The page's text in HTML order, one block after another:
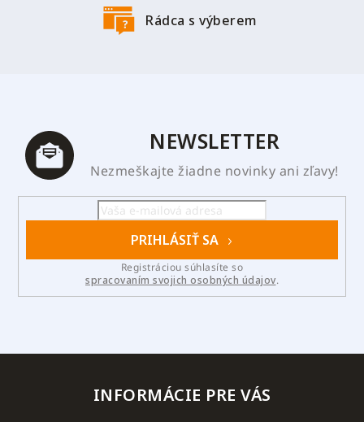
Rádca s výberem
NEWSLETTER
Nezmeškajte žiadne novinky ani zľavy!
PRIHLÁSIŤ SA
spracovaním svojich osobných údajov.
INFORMÁCIE PRE VÁS